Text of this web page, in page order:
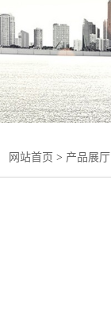
网站首页 > 产品展厅